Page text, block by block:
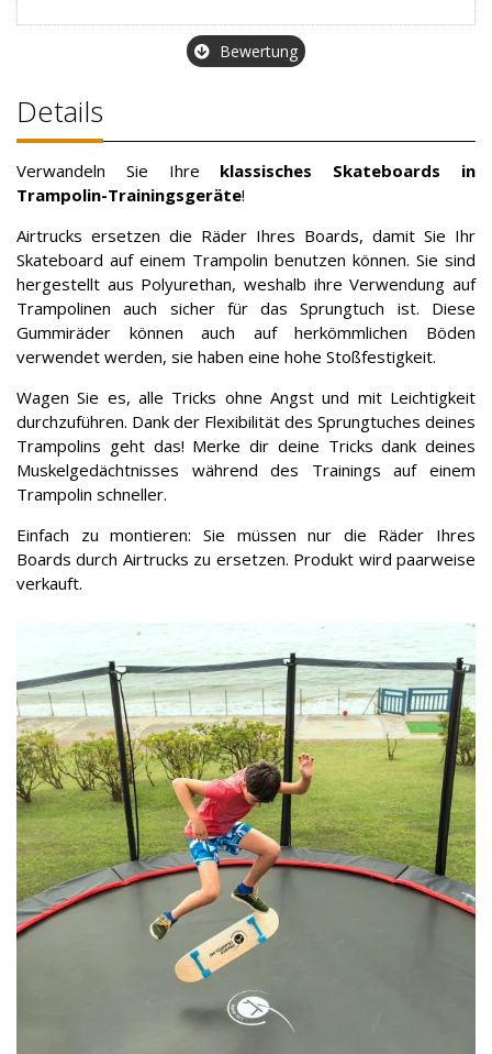
Bewertung
Details
Verwandeln Sie Ihre klassisches Skateboards in
Trampolin-Trainingsgeräte!
Airtrucks ersetzen die Räder Ihres Boards, damit Sie Ihr
Skateboard auf einem Trampolin benutzen können. Sie sind
hergestellt aus Polyurethan, weshalb ihre Verwendung auf
Trampolinen auch sicher für das Sprungtuch ist. Diese
Gummiräder können auch auf herkömmlichen Böden
verwendet werden, sie haben eine hohe Stoßfestigkeit.
Wagen Sie es, alle Tricks ohne Angst und mit Leichtigkeit
durchzuführen. Dank der Flexibilität des Sprungtuches deines
Trampolins geht das! Merke dir deine Tricks dank deines
Muskelgedächtnisses während des Trainings auf einem
Trampolin schneller.
Einfach zu montieren: Sie müssen nur die Räder Ihres
Boards durch Airtrucks zu ersetzen. Produkt wird paarweise
verkauft.